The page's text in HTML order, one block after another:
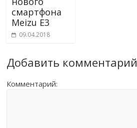
смартфона
Meizu E3
09.04.2018
Добавить комментарий
Комментарий: